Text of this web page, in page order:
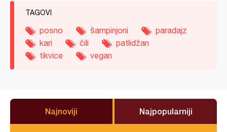
TAGOVI
posno šampinjoni
paradajz
kari
čili
patlidžan
tikvice
vegan
Najnoviji Najpopularniji